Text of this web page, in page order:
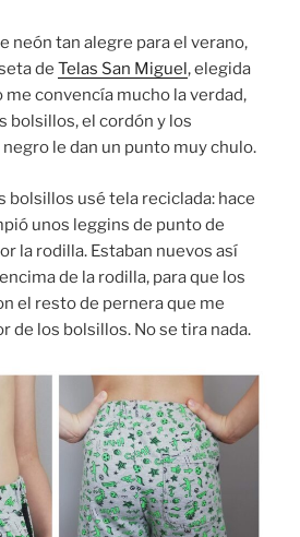
neón tan alegre para el verano,
de Telas San Miguel, elegida
me convencía mucho la verdad,
bolsillos, el cordón y los
le dan un punto muy chulo.
bolsillos usé tela reciclada: hace
unos leggins de punto de
la rodilla. Estaban nuevos así
de la rodilla, para que los
el resto de pernera que me
de los bolsillos. No se tira nada.